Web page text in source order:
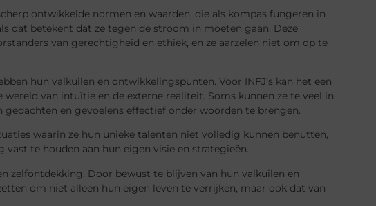
ontwikkelde normen en waarden, die als kompas fungeren in
dat betekent dat ze tegen de stroom in moeten gaan. Deze
van gerechtigheid en ethiek, en ze aarzelen niet om op te
hun valkuilen en ontwikkelingspunten. Voor INFJ’s kan het een
van intuïtie en de externe realiteit. Soms kunnen ze te veel in
en gevoelens effectief onder woorden te brengen.
waarin ze hun unieke talenten niet volledig kunnen benutten,
te houden aan hun eigen visie en strategieën.
zelfontdekking. Door bewust te blijven van hun valkuilen en
om niet alleen hun eigen leven te verrijken, maar ook dat van